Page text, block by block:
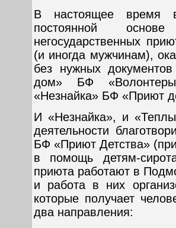
В настоящее время
постоянной
негосударственных
(и иногда мужчинам),
без нужных
дом» БФ
«Незнайка» БФ «Приют
И «Незнайка», и
деятельности
БФ «Приют Детства»
в помощь детям-
приюта работают в
и работа в них
которые получает
два направления: